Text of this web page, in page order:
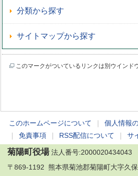
分類から探す
サイトマップから探す
このマークがついているリンクは別ウインド
このホームページについて 個人情報
免責事項 RSS配信について サ
菊陽町役場法人番号:2000020434043
〒869-1192 熊本県菊池郡菊陽町大字久